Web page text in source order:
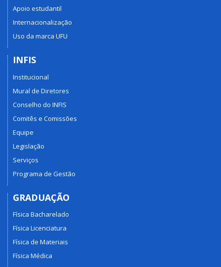
Apoio estudantil
Internacionalização
Uso da marca UFU
INFIS
Institucional
Mural de Diretores
Conselho do INFIS
Comitês e Comissões
Equipe
Legislação
Serviços
Programa de Gestão
GRADUAÇÃO
Física Bacharelado
Física Licenciatura
Física de Materiais
Física Médica